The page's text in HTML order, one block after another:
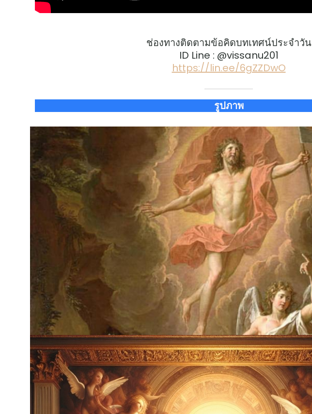
ช่องทางติดตามข้อคิดบทเทศน์ประจำวัน
ID Line : @vissanu201
https://lin.ee/6gZZDwO
รูปภาพ